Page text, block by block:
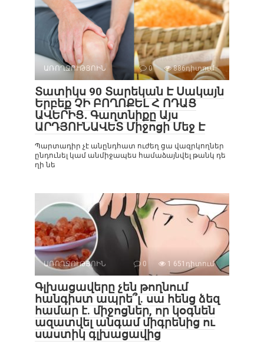
ԱՌՈՂՋՈՒԹՅՈԻՆ 0 886դիտում
Տատիկս 90 Տարեկան Է Սակայն
Երբեք ՉԻ ԲՈՂՈՔԵԼ Հ ՈԴԱՑ
ԱՎԵՐԻՑ․ Գաղտնիքը Այս
ԱՐԴՅՈՒՆԱՎԵՏ Միջոցի Մեջ Է
Պարտադիր չէ անընդհատ ուժեղ ցա վազրկողներ
ընդունել կամ անմիջապես համաձայնվել թանկ դե
ղի նե
ԱՌՈՂՋՈՒԹՅՈԻՆ 0 1 651դիտում
Գլխացավերը չեն թողնում
հանգիստ ապրե՞լ. սա հենց ձեզ
համար է. միջոցներ, որ կօգնեն
ազատվել անգամ միգրենից ու
սաստիկ գլխացավից